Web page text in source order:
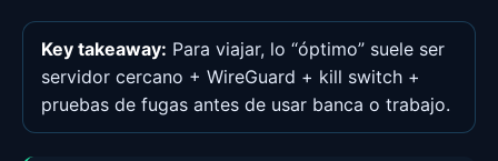
Key takeaway: Para viajar, lo “óptimo” suele ser
servidor cercano + WireGuard + kill switch +
pruebas de fugas antes de usar banca o trabajo.